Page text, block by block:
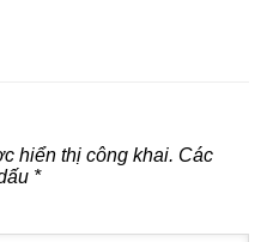
hiển thị công khai. Các
*